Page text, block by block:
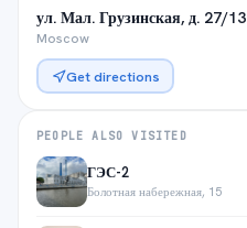
ул. Мал. Грузинская, д. 27/13
Moscow
Get directions
PEOPLE ALSO VISITED
ГЭС-2
Болотная набережная, 15